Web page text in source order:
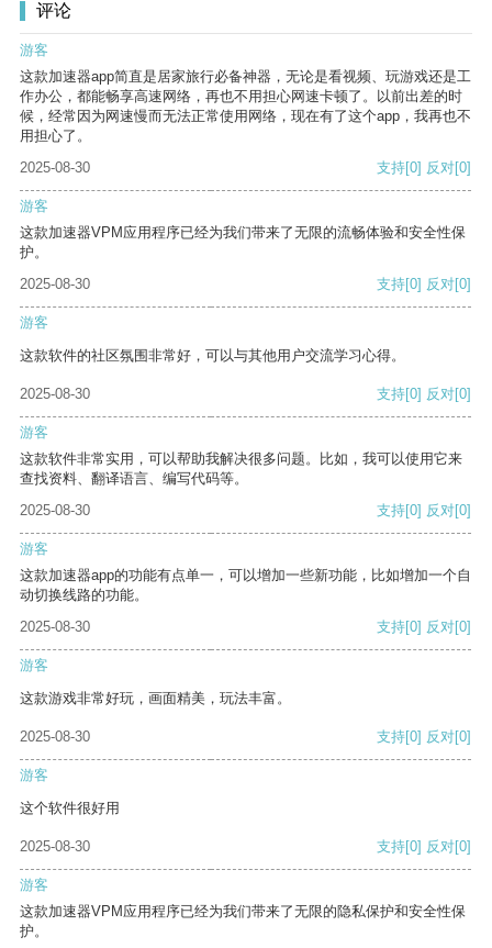
评论
游客
这款加速器app简直是居家旅行必备神器，无论是看视频、玩游戏还是工
作办公，都能畅享高速网络，再也不用担心网速卡顿了。以前出差的时
候，经常因为网速慢而无法正常使用网络，现在有了这个app，我再也不
用担心了。
2025-08-30
支持[0] 反对[0]
游客
这款加速器VPM应用程序已经为我们带来了无限的流畅体验和安全性保
护。
2025-08-30
支持[0] 反对[0]
游客
这款软件的社区氛围非常好，可以与其他用户交流学习心得。
2025-08-30 支持[0] 反对[0]
游客
这款软件非常实用，可以帮助我解决很多问题。比如，我可以使用它来
查找资料、翻译语言、编写代码等。
2025-08-30
支持[0] 反对[0]
游客
这款加速器app的功能有点单一，可以增加一些新功能，比如增加一个自
动切换线路的功能。
2025-08-30
支持[0] 反对[0]
游客
这款游戏非常好玩，画面精美，玩法丰富。
2025-08-30 支持[0] 反对[0]
游客
这个软件很好用
2025-08-30 支持[0] 反对[0]
游客
这款加速器VPM应用程序已经为我们带来了无限的隐私保护和安全性保
护。